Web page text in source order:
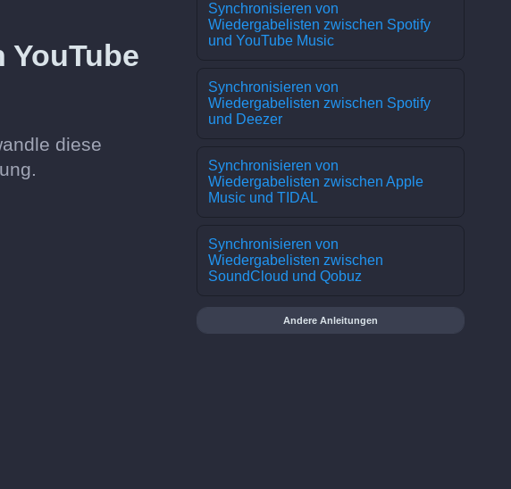
diese
Synchronisieren von
Wiedergabelisten zwischen Spotify
und YouTube Music
Synchronisieren von
Wiedergabelisten zwischen Spotify
und Deezer
Synchronisieren von
Wiedergabelisten zwischen Apple
Music und TIDAL
Synchronisieren von
Wiedergabelisten zwischen
SoundCloud und Qobuz
Andere Anleitungen